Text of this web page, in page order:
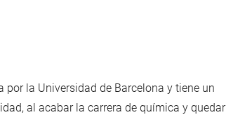
la Universidad de Barcelona y tiene un
al acabar la carrera de química y quedar